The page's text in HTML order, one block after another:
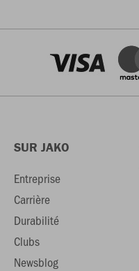
SUR JAKO
Entreprise
Carrière
Durabilité
Clubs
Newsblog